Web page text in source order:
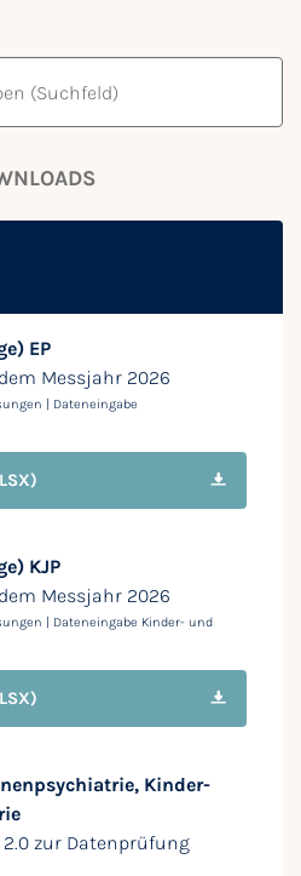
EP
Messjahr 2026
| Dateneingabe
KJP
Messjahr 2026
| Dateneingabe Kinder- und
Kinder-
zur Datenprüfung